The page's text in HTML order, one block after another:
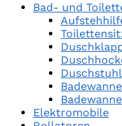
Bad- und
Duschstuhl
Elektromobile